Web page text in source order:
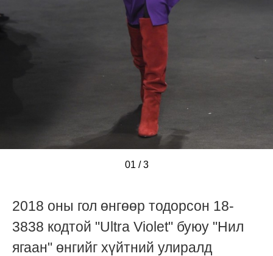
01 / 3
//
2018 оны гол өнгөөр тодорсон 18-
3838 кодтой "Ultra Violet" буюу "Нил
ягаан" өнгийг хүйтний улиралд